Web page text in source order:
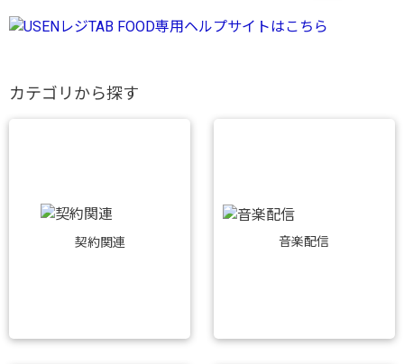
カテゴリから探す
契約関連 音楽配信